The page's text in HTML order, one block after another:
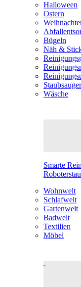
Halloween
Ostern
Bügeln
Näh &
Staubsauger
Wäsche
Smarte
Wohnwelt
Schlafwelt
Gartenwelt
Badwelt
Textilien
Möbel